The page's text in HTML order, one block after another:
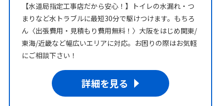
【水道局指定工事店だから安心！】トイレの水漏れ・つ
まりなど水トラブルに最短30分で駆けつけます。もちろ
ん〈出張費用・見積もり費用無料！〉大阪をはじめ関東/
東海/近畿など幅広いエリアに対応。お困りの際はお気軽
にご相談下さい！
詳細を見る